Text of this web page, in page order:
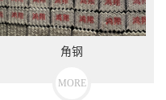
角钢
MORE